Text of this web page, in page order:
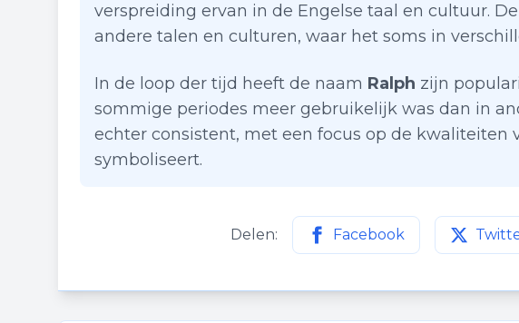
verspreiding ervan in de Engelse taal en cultuur.
andere talen en culturen, waar het soms in
In de loop der tijd heeft de naam Ralph zijn
sommige periodes meer gebruikelijk was dan in
echter consistent, met een focus op de kwaliteiten
symboliseert.
Delen: Facebook
Deel deze pagina opDeel